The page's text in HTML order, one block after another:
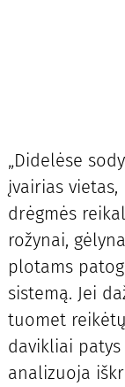
„Didelėse
įvairias
drėgmės
rožynai,
plotams
sistemą. Jei
tuomet
davikliai
analizuoja